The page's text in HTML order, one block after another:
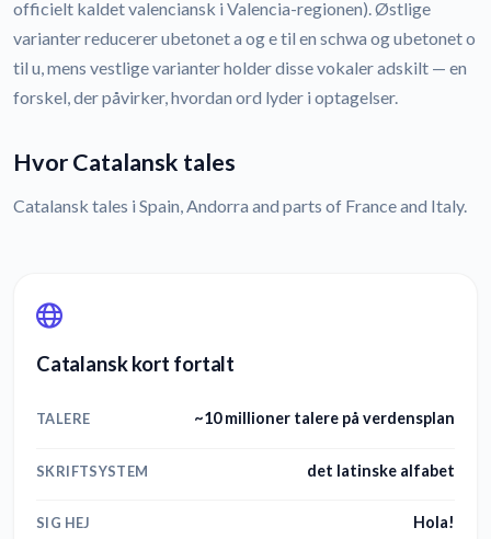
officielt kaldet valenciansk i Valencia-regionen). Østlige
varianter reducerer ubetonet a og e til en schwa og ubetonet o
til u, mens vestlige varianter holder disse vokaler adskilt — en
forskel, der påvirker, hvordan ord lyder i optagelser.
Hvor Catalansk tales
Catalansk tales i Spain, Andorra and parts of France and Italy.
Catalansk kort fortalt
TALERE ~10 millioner talere på verdensplan
SKRIFTSYSTEM det latinske alfabet
SIG HEJ Hola!